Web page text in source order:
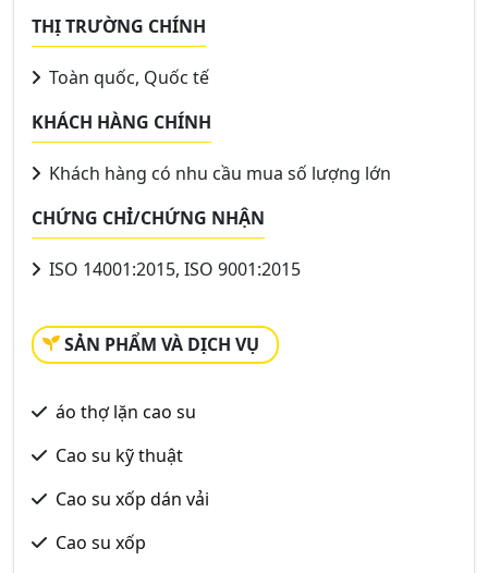
THỊ TRƯỜNG CHÍNH
Toàn quốc, Quốc tế
KHÁCH HÀNG CHÍNH
Khách hàng có nhu cầu mua số lượng lớn
CHỨNG CHỈ/CHỨNG NHẬN
ISO 14001:2015, ISO 9001:2015
SẢN PHẨM VÀ DỊCH VỤ
áo thợ lặn cao su
Cao su kỹ thuật
Cao su xốp dán vải
Cao su xốp